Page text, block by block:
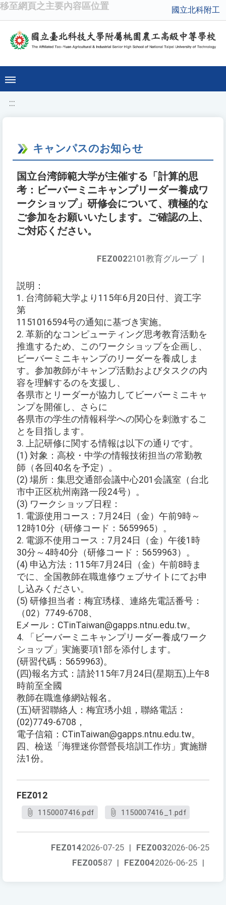
移至網頁之主要內容區位置 國立北科附工
:::
キャンパスのお知らせ
国立台湾師範大学が主催する「計算的思
考：ビーバーミニキャンプリーダー養成ワ
ークショップ」研修会について、積極的な
ご参加をお願いいたします。ご確認の上、
ご対応ください。
FEZ0022101教育グループ |
説明：
1. 台湾師範大学より115年6月20日付、資工字
第
1151016594号の通知に基づき実施。
2. 革新的なコンピューティング思考教育活動を
推進するため、このワークショップを企画し、
ビーバーミニキャンプのリーダーを養成しま
す。参加教師がキャンプ活動およびタスクの内
容を理解するのを支援し、
各県市とリーダーが協力してビーバーミニキャ
ンプを開催し、さらに
各県市の学生の情報科学への関心を刺激するこ
とを目指します。
3. 上記研修に関する情報は以下の通りです。
(1) 対象：高校・中学の情報技術担当の常勤教
師（各回40名を予定）。
(2) 場所：集思交通部会議中心201会議室（台北
市中正区杭州南路一段24号）。
(3) ワークショップ日程：
1. 電源使用コース：7月24日（金）午前9時～
12時10分（研修コード：5659965）。
2. 電源不使用コース：7月24日（金）午後1時
30分～4時40分（研修コード：5659963）。
(4) 申込方法：115年7月24日（金）午前8時ま
でに、全国教師在職進修ウェブサイトにてお申
し込みください。
(5) 研修担当者：梅宜琇様、連絡先電話番号：
（02）7749-6708、
Eメール：CTinTaiwan@gapps.ntnu.edu.tw。
4. 「ビーバーミニキャンプリーダー養成ワーク
ショップ」実施要項1部を添付します。
(研習代碼：5659963)。
(四)報名方式：請於115年7月24日(星期五)上午8
時前至全國
教師在職進修網站報名。
(五)研習聯絡人：梅宜琇小姐，聯絡電話：
(02)7749-6708，
電子信箱：CTinTaiwan@gapps.ntnu.edu.tw。
四、檢送「海狸迷你營營長培訓工作坊」實施辦
法1份。
FEZ012
1150007416.pdf 1150007416_1.pdf
FEZ0032026-06-25
FEZ0142026-07-25 |
FEZ0042026-06-25 |
FEZ00587 |